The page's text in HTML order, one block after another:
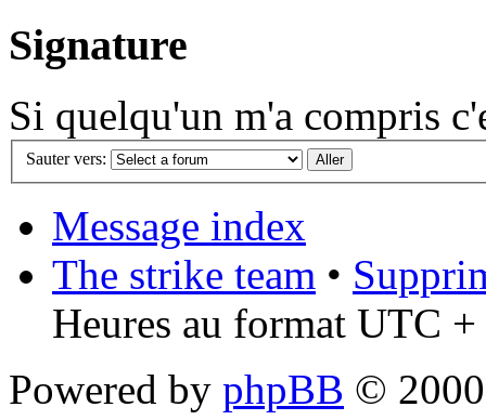
Signature
Si quelqu'un m'a compris
Sauter vers:
Message index
The strike team •
Heures au format UTC
Powered by phpBB ©